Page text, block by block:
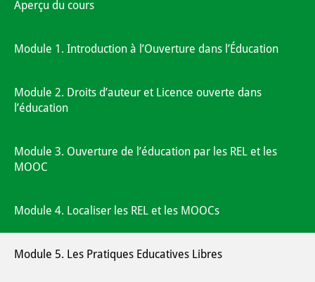
Aperçu du cours
Module 1. Introduction à l’Ouverture dans l’Éducation
Module 2. Droits d’auteur et Licence ouverte dans
l’éducation
Module 3. Ouverture de l’éducation par les REL et les
MOOC
Module 4. Localiser les REL et les MOOCs
Module 5. Les Pratiques Educatives Libres